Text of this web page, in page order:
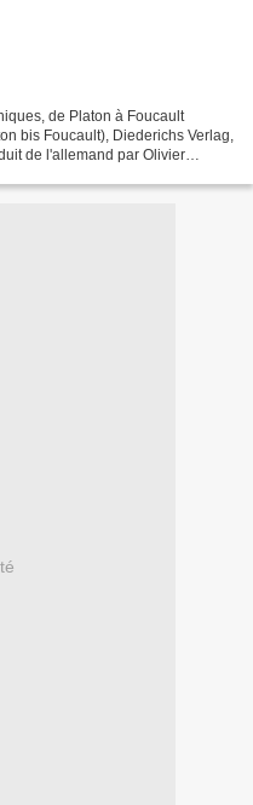
de Platon à Foucault
bis Foucault), Diederichs Verlag,
de l'allemand par Olivier